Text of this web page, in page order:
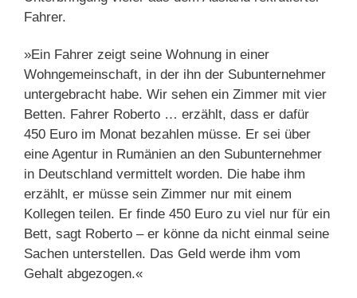
Fahrer.
»Ein Fahrer zeigt seine Wohnung in einer
Wohngemeinschaft, in der ihn der Subunternehmer
untergebracht habe. Wir sehen ein Zimmer mit vier
Betten. Fahrer Roberto … erzählt, dass er dafür
450 Euro im Monat bezahlen müsse. Er sei über
eine Agentur in Rumänien an den Subunternehmer
in Deutschland vermittelt worden. Die habe ihm
erzählt, er müsse sein Zimmer nur mit einem
Kollegen teilen. Er finde 450 Euro zu viel nur für ein
Bett, sagt Roberto – er könne da nicht einmal seine
Sachen unterstellen. Das Geld werde ihm vom
Gehalt abgezogen.«